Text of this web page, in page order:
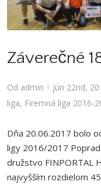
Aktuality,Bowlingové
Záverečné
Od admin | jún 22nd,
liga, Firemná liga 2016-
Dňa 20.06.2017 bolo
ligy 2016/2017 Poprad
družstvo FINPORTAL
najvyšším rozdielom